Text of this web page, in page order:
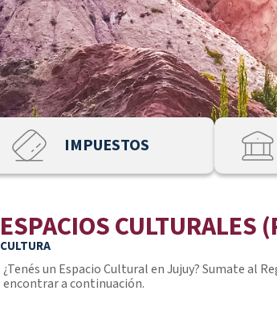
IMPUESTOS
ESPACIOS CULTURALES
CULTURA
¿Tenés un Espacio Cultural en Jujuy? Sumate al
encontrar a continuación.